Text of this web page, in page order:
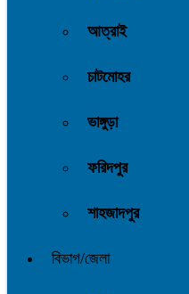
আত্রাই
চাটমোহর
ভাঙ্গুড়া
ফরিদপুর
শাহজাদপুর
বিভাগ/জেলা